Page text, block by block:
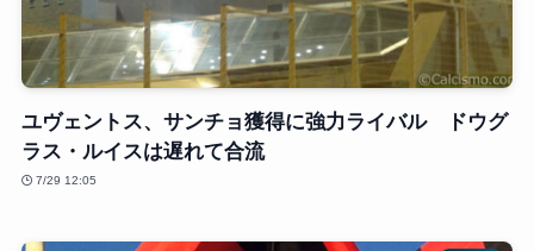
ユヴェントス、サンチョ獲得に強力ライバル ドウグ
ラス・ルイスは遅れて合流
7/29 12:05